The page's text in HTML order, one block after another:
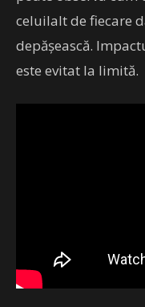
celuilalt de fiecare
depăşească.
este evitat la limită.